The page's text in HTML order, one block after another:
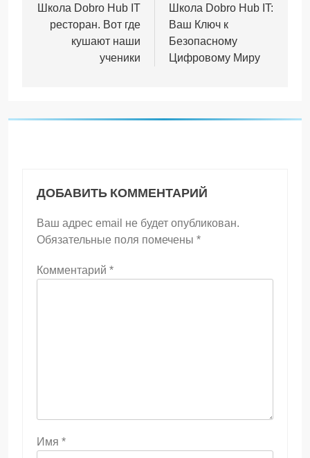
по
записям
Школа Dobro Hub IT
ресторан. Вот где
кушают наши
ученики
Школа Dobro Hub IT:
Ваш Ключ к
Безопасному
Цифровому Миру
ДОБАВИТЬ КОММЕНТАРИЙ
Ваш адрес email не будет опубликован.
Обязательные поля помечены *
Комментарий *
Имя *